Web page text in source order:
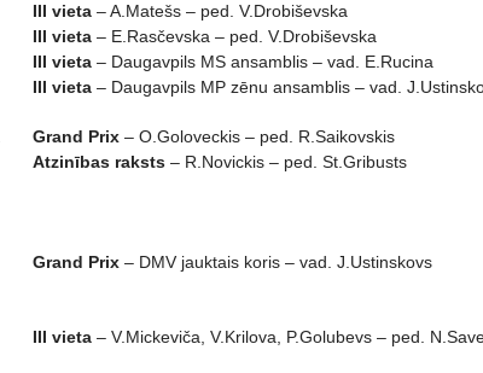
III vieta – A.Matešs – ped. V.Drobiševska
III vieta – E.Rasčevska – ped. V.Drobiševska
III vieta – Daugavpils MS ansamblis – vad. E.Rucina
III vieta – Daugavpils MP zēnu ansamblis – vad.
Grand Prix – O.Goloveckis – ped. R.Saikovskis
Atzinības raksts – R.Novickis – ped. St.Gribusts
Grand Prix – DMV jauktais koris – vad. J.Ustinskovs
III vieta – V.Mickeviča, V.Krilova, P.Golubevs – ped.